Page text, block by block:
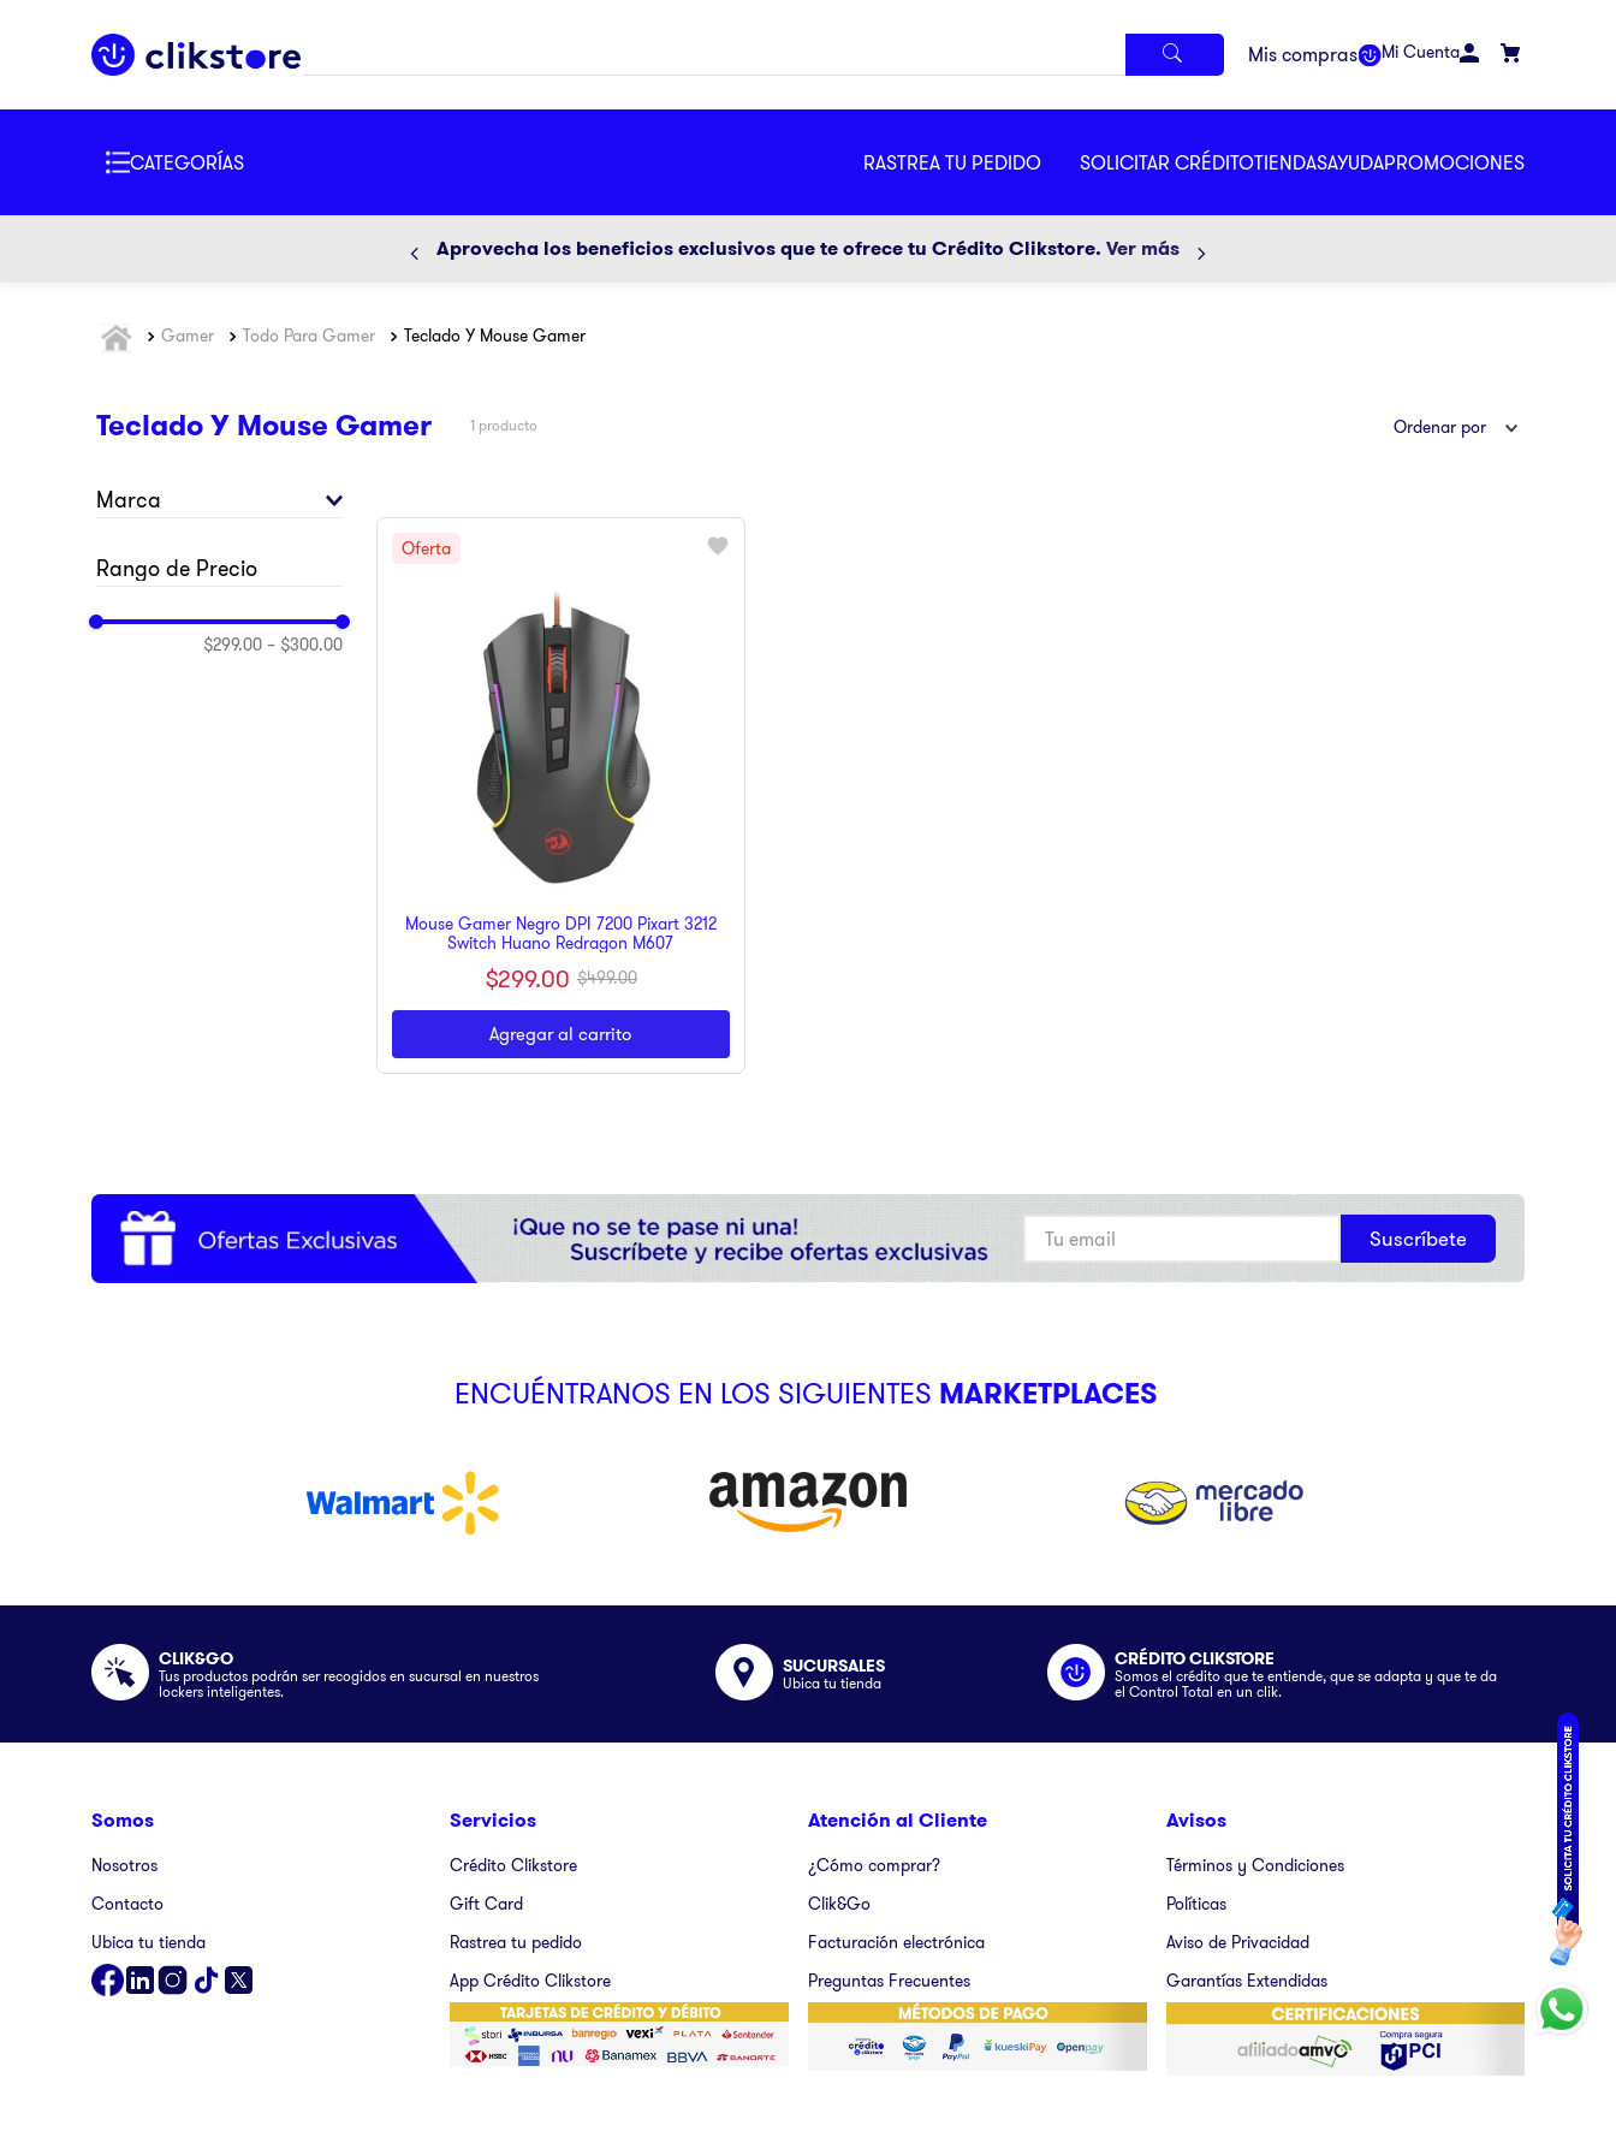
Mi Cuenta
RASTREA TU PEDIDO SOLICITAR CRÉDITOTIENDASAYUDAPROMOCIONES
Aprovecha los beneficios exclusivos que te ofrece tu Crédito Clikstore. Ver más
Gamer Todo Para Gamer Teclado Y Mouse Gamer
Teclado Y Mouse Gamer 1 producto Ordenar por
Marca
$299.00 – $300.00
Mouse Gamer Negro DPI 7200 Pixart 3212
Switch Huano Redragon M607
$299.00 $499.00
Agregar al carrito
Suscríbete
ENCUÉNTRANOS EN LOS SIGUIENTES MARKETPLACES
CLIK&GO
Tus productos podrán ser recogidos en sucursal en nuestros
lockers inteligentes.
SUCURSALES
Ubica tu tienda
CRÉDITO CLIKSTORE
Somos el crédito que te entiende, que se adapta y que te da
el Control Total en un clik.
Somos
Nosotros
Contacto
Ubica tu tienda
Servicios
Crédito Clikstore
Gift Card
Rastrea tu pedido
App Crédito Clikstore
Atención al Cliente
¿Cómo comprar?
Clik&Go
Facturación electrónica
Preguntas Frecuentes
Avisos
Términos y Condiciones
Políticas
Aviso de Privacidad
Garantías Extendidas
TÉRMINOS MÁS
3.
samsung
5.
motos
ninja
10